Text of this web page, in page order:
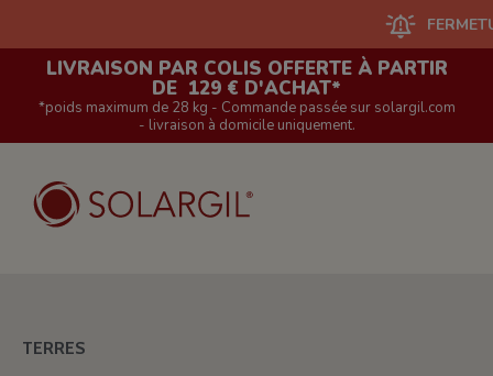
FERMETURE
LIVRAISON PAR COLIS OFFERTE À PARTIR
DE 129 € D'ACHAT*
*poids maximum de 28 kg - Commande passée sur solargil.com
- livraison à domicile uniquement.
TERRES